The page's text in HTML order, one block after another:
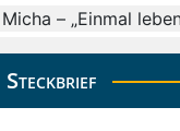
Steckbrief